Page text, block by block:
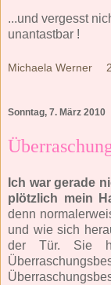
...und vergesst
unantastbar !
Michaela Werner
Sonntag, 7. März 2010
Ich war gerade
plötzlich mein
denn
und wie sich
der Tür. Sie